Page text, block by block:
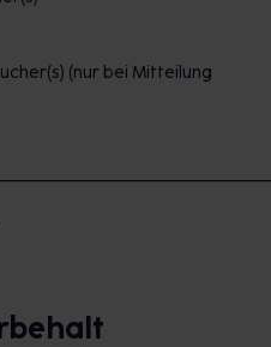
(nur bei Mitteilung